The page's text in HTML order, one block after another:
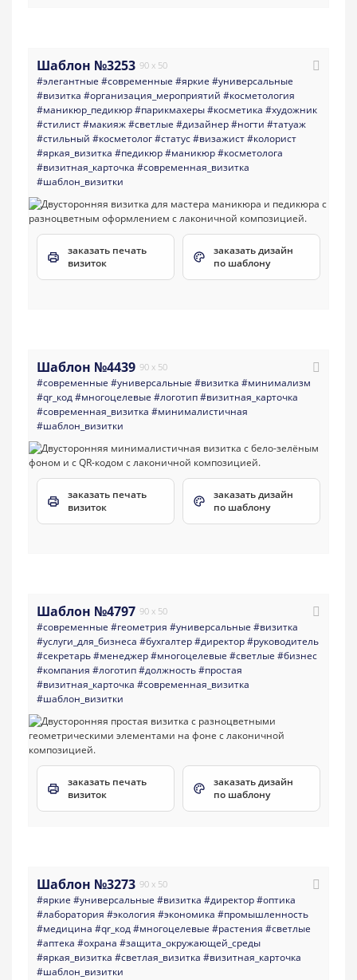
Шаблон №3253 90 x 50
#элегантные #современные #яркие #универсальные
#визитка #организация_мероприятий #косметология
#маникюр_педикюр#парикмахеры#косметика #художник
#стилист#макияж#светлые #дизайнер#ногти #татуаж
#стильный #косметолог#статус#визажист#колорист
#яркая_визитка #педикюр#маникюр#косметолога
#визитная_карточка #современная_визитка
#шаблон_визитки
заказать печать
визиток
заказать дизайн
по шаблону
Шаблон №4439 90 x 50
#современные #универсальные #визитка #минимализм
#qr_код#многоцелевые #логотип#визитная_карточка
#современная_визитка #минималистичная
#шаблон_визитки
заказать печать
визиток
заказать дизайн
по шаблону
Шаблон №4797 90 x 50
#современные #геометрия #универсальные #визитка
#услуги_для_бизнеса #бухгалтер#директор#руководитель
#секретарь#менеджер#многоцелевые #светлые #бизнес
#компания #логотип#должность#простая
#визитная_карточка #современная_визитка
#шаблон_визитки
заказать печать
визиток
заказать дизайн
по шаблону
Шаблон №3273 90 x 50
#яркие #универсальные #визитка #директор#оптика
#лаборатория #экология #экономика #промышленность
#медицина #qr_код#многоцелевые #растения #светлые
#аптека #охрана #защита_окружающей_среды
#яркая_визитка #светлая_визитка #визитная_карточка
#шаблон_визитки